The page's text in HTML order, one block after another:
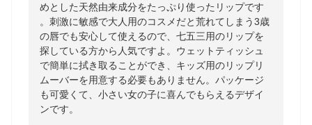
めとした天然由来成分をたっぷり使ったリップです
。刺激に敏感で大人用のコスメだと荒れてしまう3歳
の唇でも安心して使えるので、七五三用のリップを
探している方から人気ですよ。ウェットティッシュ
で簡単に拭き取ることができ、キッズ用のリップリ
ムーバーを用意する必要もありません。パッケージ
も可愛くて、小さい女の子に喜んでもらえるデザイ
ンです。